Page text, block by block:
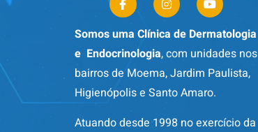
Somos uma Clínica de Dermatologia
e Endocrinologia, com unidades nos
bairros de Moema, Jardim Paulista,
Higienópolis e Santo Amaro.
Atuando desde 1998 no exercício da